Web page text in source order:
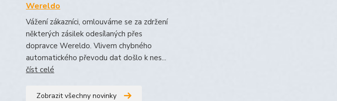
Wereldo
Vážení zákazníci, omlouváme se za zdržení
některých zásilek odesílaných přes
dopravce Wereldo. Vlivem chybného
automatického převodu dat došlo k nes...
číst celé
Zobrazit všechny novinky